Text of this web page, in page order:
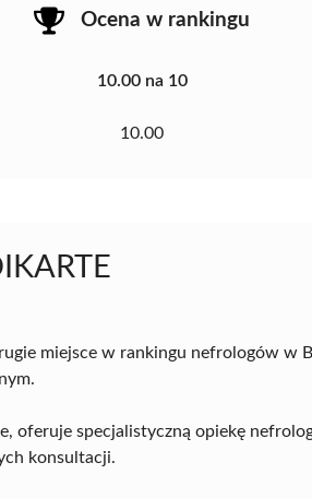
Ocena w rankingu
10.00 na 10
10.00
miejsce w rankingu nefrologów w
oferuje specjalistyczną opiekę
konsultacji.